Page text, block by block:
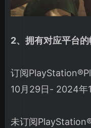
2、拥有对应平台
订阅
10月29日- 2024年
未订阅